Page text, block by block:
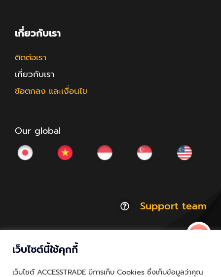
เกี่ยวกับเรา
ติดต่อเรา
เกี่ยวกับเรา
ข้อตกลง และเงื่อนไข
Our global
Support team
Thailand.a | All Rights Reserved
เว็บไซต์นี้ใช้คุกกี้
เว็บไซต์ ACCESSTRADE มีการเก็บ Cookies ซึ่งเก็บข้อมูลว่าคุณ